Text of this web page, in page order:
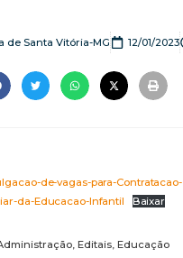
de Santa Vitória-MG 12/01/2023
de-vagas-para-Contratacao-
da-Educacao-Infantil
Baixar
Editais Educação